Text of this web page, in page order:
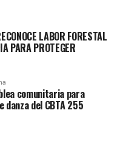
NORTE
del Estado al
y Venustiano
con prontitud
LABOR FORESTAL
PARA PROTEGER
comunitaria para
del CBTA 255